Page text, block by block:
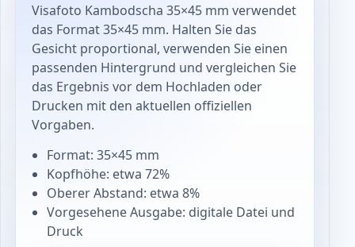
Visafoto Kambodscha 35×45 mm verwendet
das Format 35×45 mm. Halten Sie das
Gesicht proportional, verwenden Sie einen
passenden Hintergrund und vergleichen Sie
das Ergebnis vor dem Hochladen oder
Drucken mit den aktuellen offiziellen
Vorgaben.
Format: 35×45 mm
Kopfhöhe: etwa 72%
Oberer Abstand: etwa 8%
Vorgesehene Ausgabe: digitale Datei und
Druck